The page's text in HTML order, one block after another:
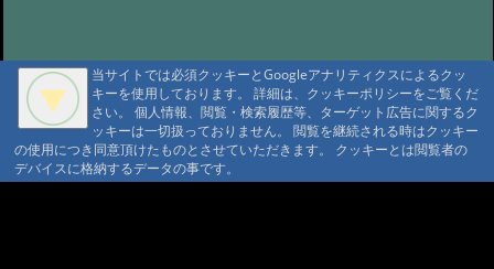
#827:渋谷富ヶ谷でネマガリダケ
@ '25 6/22 14:18
#826: 使用電力量最少
記録達成!
@ '25 6/20 20:13
#825:停電 地域1580戸 @ '25 5/7 13:28
当サイトでは必須クッキーとGoogleアナリティクスによるクッ
キーを使用しております。 詳細は、クッキーポリシーをご覧くだ
さい。 個人情報、閲覧・検索履歴等、ターゲット広告に関するク
ッキーは一切扱っておりません。 閲覧を継続される時はクッキー
の使用につき同意頂けたものとさせていただきます。 クッキーとは閲覧者の
デバイスに格納するデータの事です。